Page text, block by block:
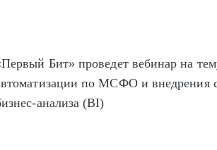
Бит» проведет вебинар на
по МСФО и внедрения
анализа (BI)